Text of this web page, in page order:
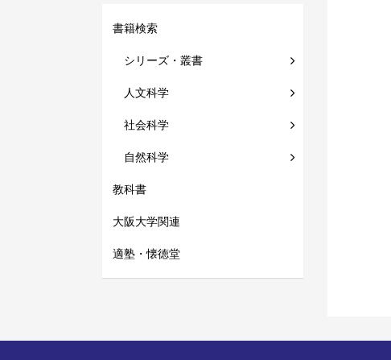
書籍検索
シリーズ・叢書
人文科学
社会科学
自然科学
教科書
大阪大学関連
適塾・懐徳堂